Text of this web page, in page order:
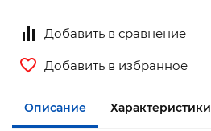
Добавить в сравнение
Добавить в избранное
Описание Характеристики